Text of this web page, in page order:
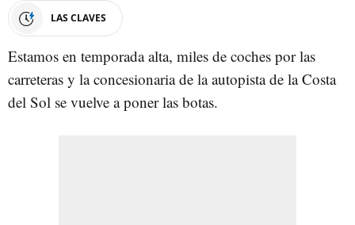
LAS CLAVES
Estamos en temporada alta, miles de coches por las
carreteras y la concesionaria de la autopista de la Costa
del Sol se vuelve a poner las botas.